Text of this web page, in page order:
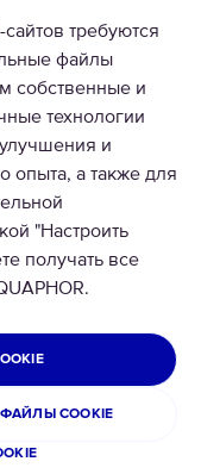
требуются
файлы
собственные и
технологии
и
опыта, а также для
"Настроить
получать все
COOKIE